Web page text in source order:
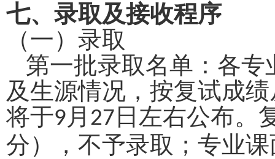
七、录取及接收程序
（一）录取
第一批录取名单：各
及生源情况，按复试成
将于9 月 27 日左右公布。
分），不予录取；专业